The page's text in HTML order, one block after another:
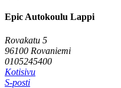
Epic Autokoulu Lappi
Rovakatu 5
96100 Rovaniemi
0105245400
Kotisivu
S-posti